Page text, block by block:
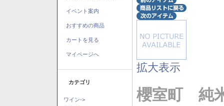
イベント案内
おすすめの商品
カートを見る
マイページへ
カテゴリ
ワイン->
拡大表示
櫻室町 純